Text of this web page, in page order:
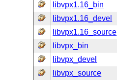
libvpx1.16_bin
libvpx1.16_devel
libvpx1.16_source
libvpx_bin
libvpx_devel
libvpx_source